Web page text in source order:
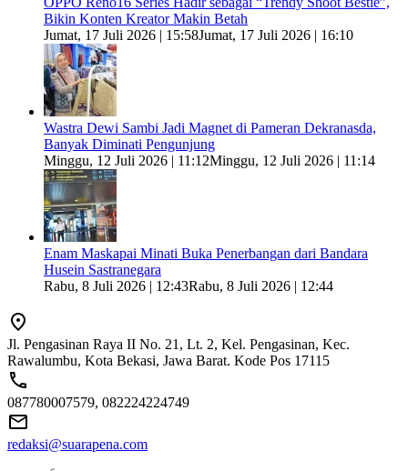
Bikin Konten Kreator Makin Betah
Jumat, 17 Juli 2026 | 15:58Jumat, 17 Juli 2026 | 16:10
Wastra Dewi Sambi Jadi Magnet di Pameran Dekranasda,
Banyak Diminati Pengunjung
Minggu, 12 Juli 2026 | 11:12Minggu, 12 Juli 2026 | 11:14
Enam Maskapai Minati Buka Penerbangan dari Bandara
Husein Sastranegara
Rabu, 8 Juli 2026 | 12:43Rabu, 8 Juli 2026 | 12:44
Jl. Pengasinan Raya II No. 21, Lt. 2, Kel. Pengasinan, Kec.
Rawalumbu, Kota Bekasi, Jawa Barat. Kode Pos 17115
087780007579, 082224224749
redaksi@suarapena.com